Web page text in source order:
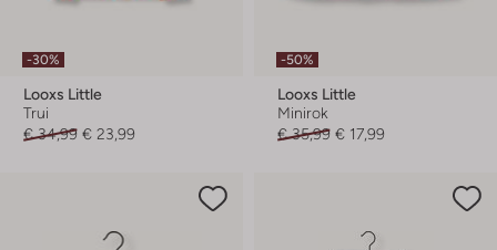
-30%
Looxs Little
Trui
€ 34,99 € 23,99
-50%
Looxs Little
Minirok
€ 35,99 € 17,99